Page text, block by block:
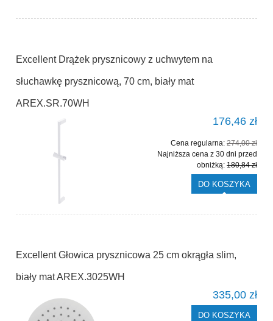
Excellent Drążek prysznicowy z uchwytem na
słuchawkę prysznicową, 70 cm, biały mat
AREX.SR.70WH
176,46 zł
Cena regularna: 274,00 zł
Najniższa cena z 30 dni przed
obniżką: 180,84 zł
DO KOSZYKA
Excellent Głowica prysznicowa 25 cm okrągła slim,
biały mat AREX.3025WH
335,00 zł
DO KOSZYKA